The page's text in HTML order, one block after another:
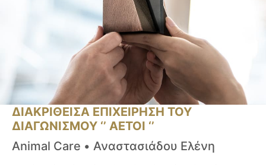
ΔΙΑΚΡΙΘΕΙΣΑ ΕΠΙΧΕΙΡΗΣΗ ΤΟΥ
ΔΙΑΓΩΝΙΣΜΟΥ ‘’ ΑΕΤΟΙ ‘’
Animal Care • Αναστασιάδου Ελένη